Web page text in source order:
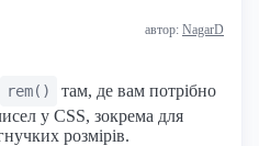
автор: NagarD
rem()
там, де вам потрібно
у CSS, зокрема для
розмірів.